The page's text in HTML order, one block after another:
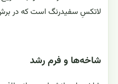
لاتکسِ سفیدرنگ است که در
شاخه‌ها و فرم رشد